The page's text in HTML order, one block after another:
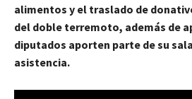
alimentos y el traslado de
del doble terremoto, además de
diputados aporten parte de su
asistencia.